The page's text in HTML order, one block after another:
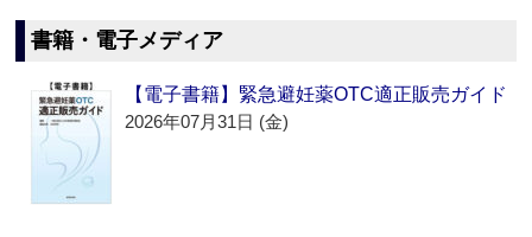
書籍・電子メディア
【電子書籍】緊急避妊薬OTC適正販売ガイド
2026年07月31日 (金)